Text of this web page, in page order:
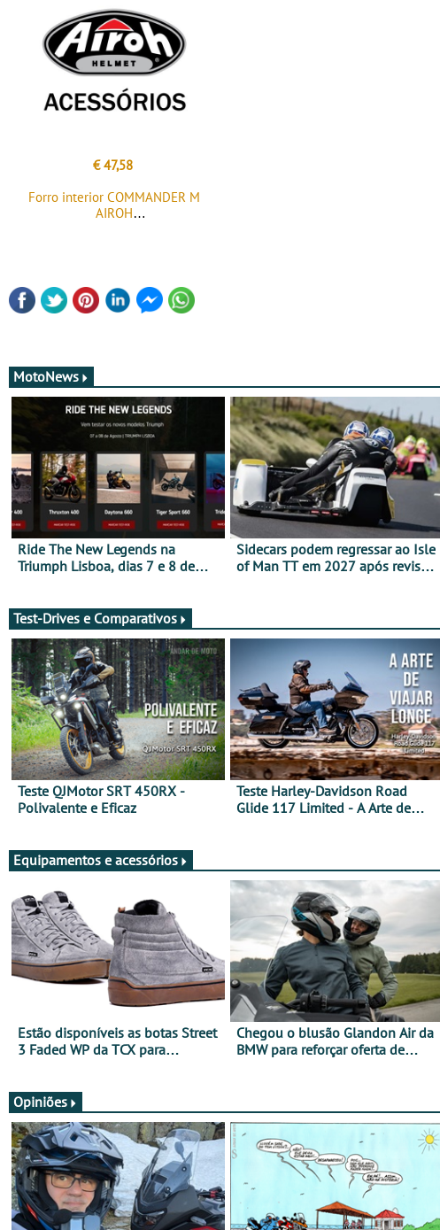
€ 47,58
Forro interior COMMANDER M
AIROH
MotoNews
Ride The New Legends na
Triumph Lisboa, dias 7 e 8 de
Sidecars podem regressar ao Isle
of Man TT em 2027 após revisão
Test-Drives e Comparativos
Teste QJMotor SRT 450RX -
Polivalente e Eficaz
Teste Harley-Davidson Road
Glide 117 Limited - A Arte de
Equipamentos e acessórios
Estão disponíveis as botas Street
3 Faded WP da TCX para
Chegou o blusão Glandon Air da
BMW para reforçar oferta de
Opiniões